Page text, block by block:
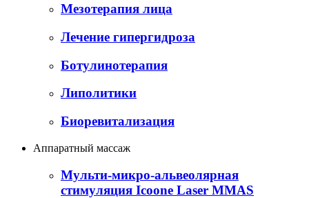
Мезотерапия лица
Лечение гипергидроза
Ботулинотерапия
Липолитики
Биоревитализация
Аппаратный массаж
Мульти-микро-альвеолярная
стимуляция Icoone Laser MMAS